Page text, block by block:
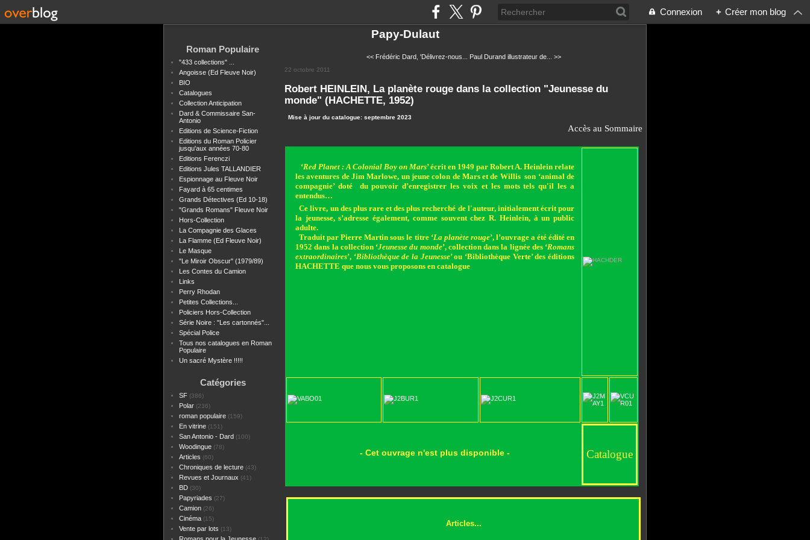
Connexion + Créer mon blog
Papy-Dulaut
Roman Populaire
"433 collections" ...
Angoisse (Ed Fleuve Noir)
BIO
Catalogues
Collection Anticipation
Dard & Commissaire San-
Antonio
Editions de Science-Fiction
Editions du Roman Policier
jusqu'aux années 70-80
Editions Ferenczi
Editions Jules TALLANDIER
Espionnage au Fleuve Noir
Fayard à 65 centimes
Grands Détectives (Ed 10-18)
"Grands Romans" Fleuve Noir
Hors-Collection
La Compagnie des Glaces
La Flamme (Ed Fleuve Noir)
Le Masque
"Le Miroir Obscur" (1979/89)
Les Contes du Camion
Links
Perry Rhodan
Petites Collections...
Policiers Hors-Collection
Série Noire : "Les cartonnés"...
Spécial Police
Tous nos catalogues en Roman
Populaire
Un sacré Mystère !!!!!
Catégories
SF (386)
Polar (236)
roman populaire (159)
En vitrine (151)
San Antonio - Dard (100)
Woodingue (78)
Articles (60)
Chroniques de lecture (43)
Revues et Journaux (41)
BD (30)
Papyriades (27)
Camion (26)
Cinéma (15)
Vente par lots (13)
<< Frédéric Dard, 'Délivrez-nous... Paul Durand illustrateur de... >>
22 octobre 2011
Robert HEINLEIN, La planète rouge dans la collection "Jeunesse du
monde" (HACHETTE, 1952)
Mise à jour du catalogue: septembre 2023
Accès au Sommaire
‘Red Planet : A Colonial Boy on Mars’ écrit en 1949 par Robert A. Heinlein relate
les aventures de Jim Marlowe, un jeune colon de Mars et de Willis son ‘animal de
compagnie’ doté du pouvoir d’enregistrer les voix et les mots tels qu'il les a
entendus…
Ce livre, un des plus rare et des plus recherché de l'auteur, initialement écrit pour
la jeunesse, s’adresse également, comme souvent chez R. Heinlein, à un public
adulte.
Traduit par Pierre Martin sous le titre ‘La planète rouge’, l’ouvrage a été édité en
1952 dans la collection ‘Jeunesse du monde’, collection dans la lignée des ‘Romans
extraordinaires’, ‘Bibliothèque de la Jeunesse’ ou ‘Bibliothèque Verte’ des éditions
HACHETTE que nous vous proposons en catalogue
- Cet ouvrage n'est plus disponible - Catalogue
Articles...